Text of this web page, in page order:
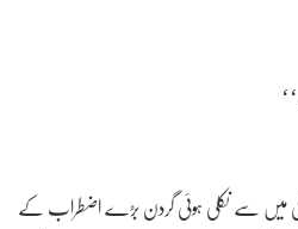
میں سے نکلی ہوئی گردن بڑے اضطراب کے